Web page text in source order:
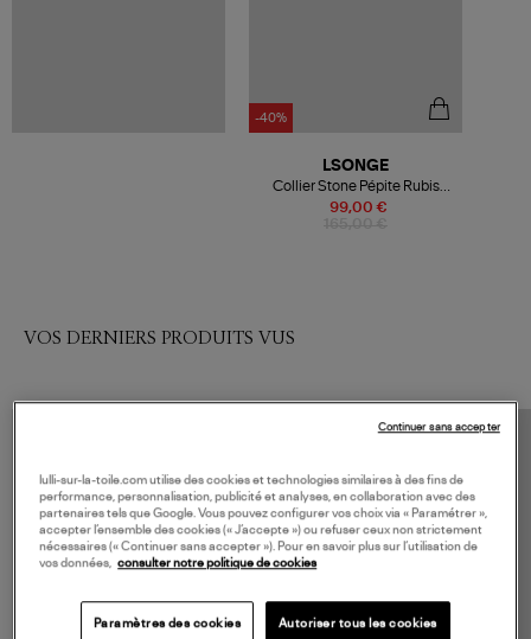
-40%
99,00 €
LSONGE
Collier Stone Pépite Rubis
d'Inde Or Jaune
VOS DERNIERS PRODUITS VUS
lulli-sur-la-toile.com utilise des cookies et technologies similaires à des fins de
performance, personnalisation, publicité et analyses, en collaboration avec des
partenaires tels que Google. Vous pouvez configurer vos choix via « Paramétrer »,
accepter l’ensemble des cookies (« J’accepte ») ou refuser ceux non strictement
nécessaires (« Continuer sans accepter »). Pour en savoir plus sur l’utilisation de
vos données,
consulter notre politique de cookies
Paramètres des cookies Autoriser tous les cookies
Continuer sans accepter